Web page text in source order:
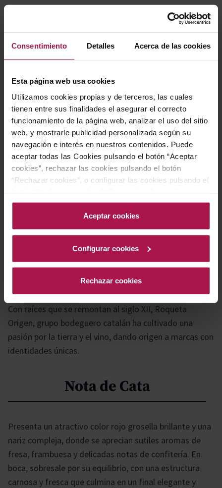
Consentimiento Detalles Acerca de las cookies
Esta página web usa cookies
Utilizamos cookies propias y de terceros, las cuales
tienen entre sus finalidades el asegurar el correcto
funcionamiento de la página web, analizar el uso del sitio
web, y mostrarle publicidad personalizada según su
navegación e interés en nuestros contenidos. Puede
aceptar todas las Cookies pulsando el botón “Aceptar
cookies”, rechazar las cookies pulsando el botón
“Rechazar cookies”, o configurar las cookies pulsando el
acceda a nuestra Política de Cookies.Para más
información acceda a nuestraPolítica de Cookies
Aceptar cookies
Configurar cookies
Rechazar cookies
Este vino encarna plenamente la esencia mediterránea,
fusionando influencias de mar y montaña para reflejar
el carácter, el clima y la riqueza geográfica de la región.
Inspirado en la nostalgia y el amor del poeta Salvador
municipio de sus raíces y lugar de veraneo—, transmite
la autenticidad y diversidad de nuestra tierra en cada
copa.
Gastronomía
para acompañar aperitivos, platos de pasta y paellas,
realzando los sabores y aportando un toque especial a
cada ocasión.
Historia bodega
Con raíces que se remontan al siglo XII, Roqueta
Origen, grupo bodeguero catalán ha cultivado una
pasión por la tierra y el vino, dando origen a marcas con
identidades únicas.
Nota de Cata
Presenta un atractivo color rojo grosella brillante y una
nariz compleja, donde se aprecian sutiles aromas de
fresa, frambuesa y delicadas notas de confitería. En
boca, sobresale por su equilibrio, con una estructura
carnosa y fresca que culmina en un final elegante y